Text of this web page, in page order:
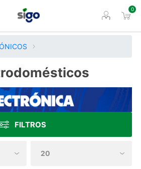
0
FILTROS